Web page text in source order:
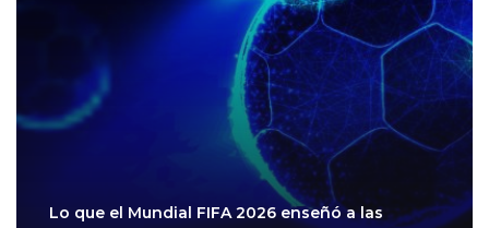
Lo que el Mundial FIFA 2026 enseñó a las